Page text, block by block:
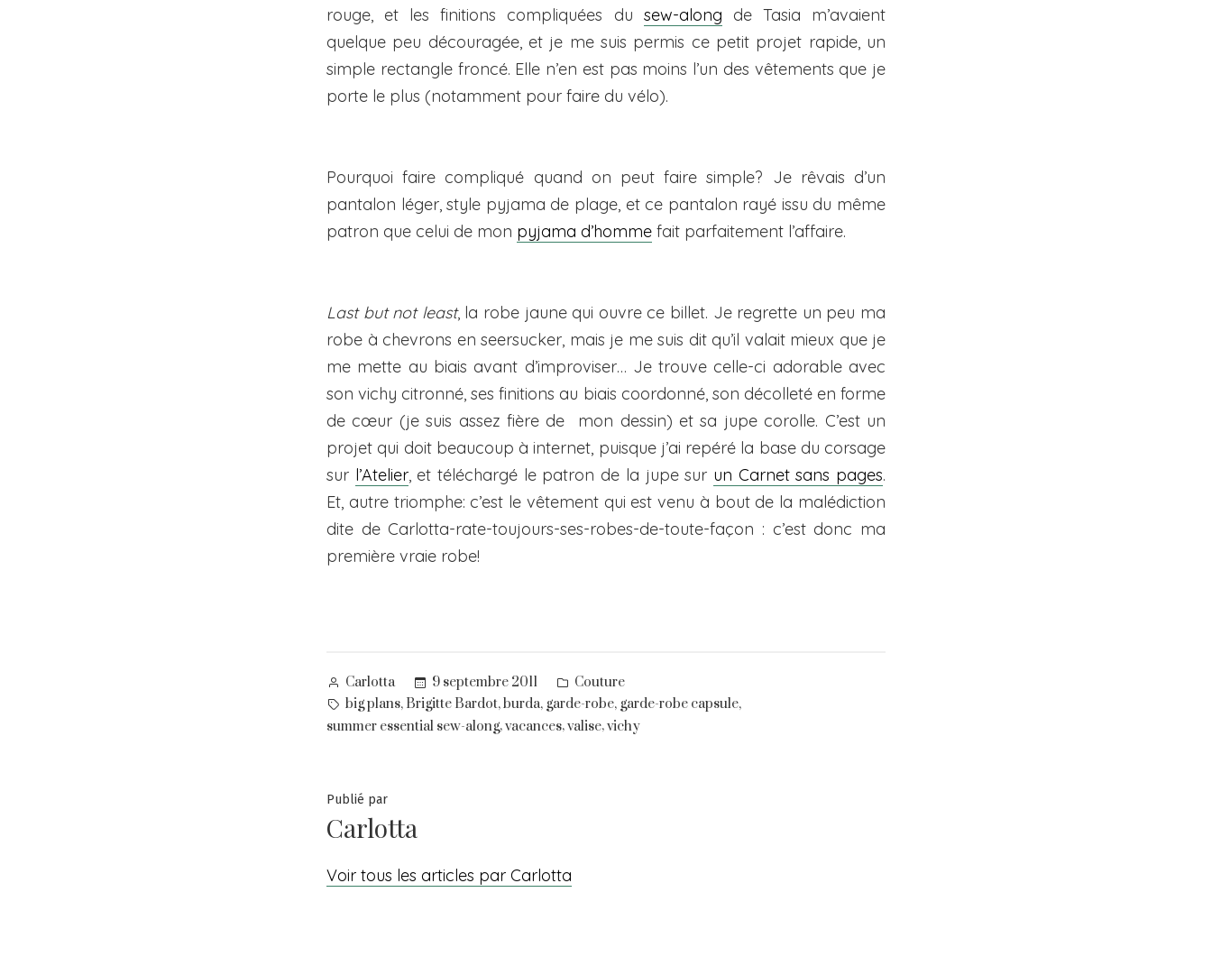
rouge, et les finitions compliquées du sew-along de Tasia m’avaient
quelque peu découragée, et je me suis permis ce petit projet rapide, un
simple rectangle froncé. Elle n’en est pas moins l’un des vêtements que je
porte le plus (notamment pour faire du vélo).
Pourquoi faire compliqué quand on peut faire simple? Je rêvais d’un
pantalon léger, style pyjama de plage, et ce pantalon rayé issu du même
patron que celui de mon pyjama d’homme fait parfaitement l’affaire.
Last but not least, la robe jaune qui ouvre ce billet. Je regrette un peu ma
robe à chevrons en seersucker, mais je me suis dit qu’il valait mieux que je
me mette au biais avant d’improviser… Je trouve celle-ci adorable avec
son vichy citronné, ses finitions au biais coordonné, son décolleté en forme
de cœur (je suis assez fière de mon dessin) et sa jupe corolle. C’est un
projet qui doit beaucoup à internet, puisque j’ai repéré la base du corsage
sur l’Atelier, et téléchargé le patron de la jupe sur un Carnet sans pages.
Et, autre triomphe: c’est le vêtement qui est venu à bout de la malédiction
dite de Carlotta-rate-toujours-ses-robes-de-toute-façon : c’est donc ma
première vraie robe!
Posted
by
Carlotta 9 septembre 2011
Posted
in
Couture
Tags:
big plans, Brigitte Bardot,burda, garde-robe, garde-robe capsule,
summer essential sew-along,vacances,valise,vichy
Publié par
Carlotta
Voir tous les articles par Carlotta